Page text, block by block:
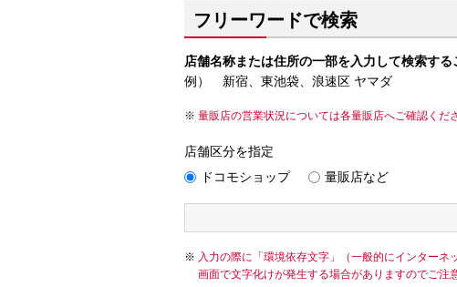
フリーワードで検索
店舗名称または住所の一部を入力して検索する
例） 新宿、東池袋、浪速区 ヤマダ
量販店の営業状況については各量販店へご確認くださ
店舗区分を指定
ドコモショップ
量販店など
入力の際に「環境依存文字」（一般的にインター
画面で文字化けが発生する場合がありますのでご注